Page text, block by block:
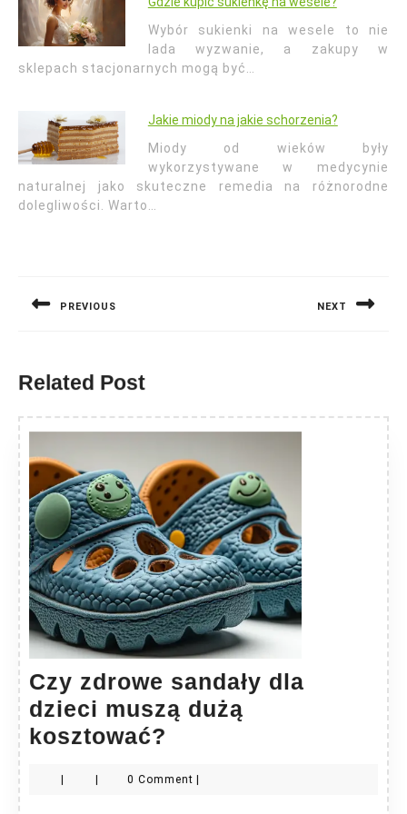
Wybór sukienki na wesele to nie
lada wyzwanie, a zakupy w
sklepach stacjonarnych mogą być…
Jakie miody na jakie schorzenia?
Miody od wieków były
wykorzystywane w medycynie
naturalnej jako skuteczne remedia na różnorodne
dolegliwości. Warto…
PREVIOUS NEXT
Related Post
Czy zdrowe sandały dla
dzieci muszą dużą
kosztować?
sandały
0 Comment